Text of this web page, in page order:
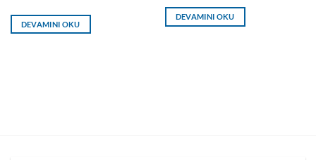
DEVAMINI OKU
DEVAMINI OKU